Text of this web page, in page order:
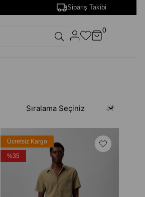
Sipariş Takibi
0
Ücretsiz Kargo
%35